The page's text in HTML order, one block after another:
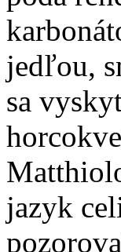
jedľou,
sa
jazyk